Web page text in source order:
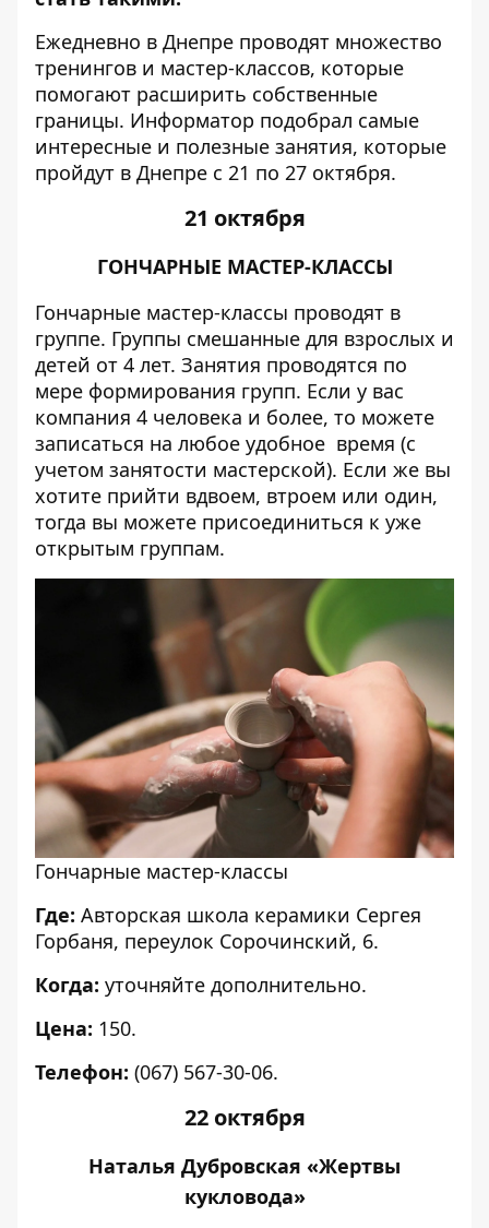
Ежедневно в Днепре проводят множество
тренингов и мастер-классов, которые
помогают расширить собственные
границы. Информатор подобрал самые
интересные и полезные занятия, которые
пройдут в Днепре с 21 по 27 октября.
21 октября
ГОНЧАРНЫЕ МАСТЕР-КЛАССЫ
Гончарные мастер-классы проводят в
группе. Группы смешанные для взрослых и
детей от 4 лет. Занятия проводятся по
мере формирования групп. Если у вас
компания 4 человека и более, то можете
записаться на любое удобное время (с
учетом занятости мастерской). Если же вы
хотите прийти вдвоем, втроем или один,
тогда вы можете присоединиться к уже
открытым группам.
Гончарные мастер-классы
Где: Авторская школа керамики Сергея
Горбаня, переулок Сорочинский, 6.
Когда: уточняйте дополнительно.
Цена: 150.
Телефон: (067) 567-30-06.
22 октября
Наталья Дубровская «Жертвы
кукловода»